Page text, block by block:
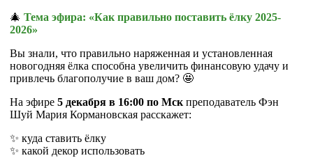
🎄 Тема эфира: «Как правильно поставить ёлку 2025-
2026»
Вы знали, что правильно наряженная и установленная
новогодняя ёлка способна увеличить финансовую удачу и
привлечь благополучие в ваш дом? 🤩
На эфире 5 декабря в 16:00 по Мск преподаватель Фэн
Шуй Мария Кормановская расскажет:
✨ куда ставить ёлку
✨ какой декор использовать